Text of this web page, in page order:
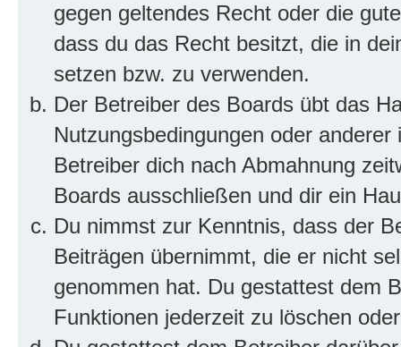
gegen geltendes Recht oder die
dass du das Recht besitzt, die in
setzen bzw. zu verwenden.
Der Betreiber des Boards übt das
Nutzungsbedingungen oder
Betreiber dich nach Abmahnung
Boards ausschließen und dir ein
Du nimmst zur Kenntnis, dass der
Beiträgen übernimmt, die er nicht
genommen hat. Du gestattest dem
Funktionen jederzeit zu löschen